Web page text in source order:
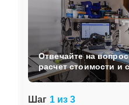
Шаг 1 из 3
Отвечайте на
расчет стоимости и